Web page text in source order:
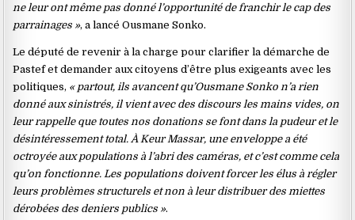
ne leur ont même pas donné l’opportunité de franchir le cap des
parrainages », a lancé Ousmane Sonko.
Le député de revenir à la charge pour clarifier la démarche de
Pastef et demander aux citoyens d’être plus exigeants avec les
politiques, « partout, ils avancent qu’Ousmane Sonko n’a rien
donné aux sinistrés, il vient avec des discours les mains vides, on
leur rappelle que toutes nos donations se font dans la pudeur et le
désintéressement total. À Keur Massar, une enveloppe a été
octroyée aux populations à l’abri des caméras, et c’est comme cela
qu’on fonctionne. Les populations doivent forcer les élus à régler
leurs problèmes structurels et non à leur distribuer des miettes
dérobées des deniers publics ».